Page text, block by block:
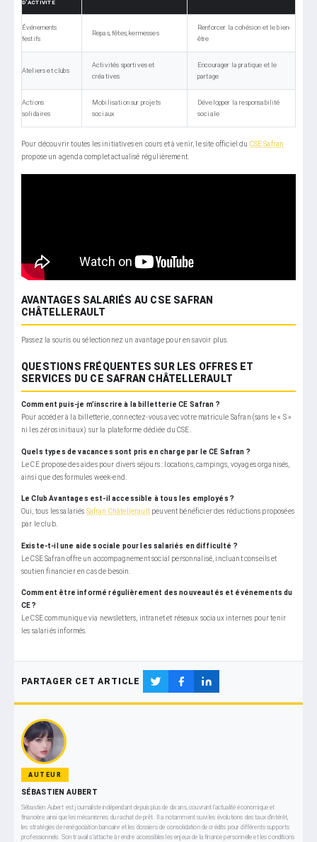
D’ACTIVITÉ
Événements
festifs
Repas, fêtes, kermesses
Renforcer la cohésion et le bien-
être
Ateliers et clubs
Activités sportives et
créatives
Encourager la pratique et le
partage
Actions
solidaires
Mobilisation sur projets
sociaux
Développer la responsabilité
sociale
Pour découvrir toutes les initiatives en cours et à venir, le site officiel du CSE Safran
propose un agenda complet actualisé régulièrement.
AVANTAGES SALARIÉS AU CSE SAFRAN
CHÂTELLERAULT
Passez la souris ou sélectionnez un avantage pour en savoir plus.
QUESTIONS FRÉQUENTES SUR LES OFFRES ET
SERVICES DU CE SAFRAN CHÂTELLERAULT
Comment puis-je m’inscrire à la billetterie CE Safran ?
Pour accéder à la billetterie, connectez-vous avec votre matricule Safran (sans le « S »
ni les zéros initiaux) sur la plateforme dédiée du CSE.
Quels types de vacances sont pris en charge par le CE Safran ?
Le CE propose des aides pour divers séjours : locations, campings, voyages organisés,
ainsi que des formules week-end.
Le Club Avantages est-il accessible à tous les employés ?
Oui, tous les salariés Safran Châtelleraultpeuvent bénéficier des réductions proposées
par le club.
Existe-t-il une aide sociale pour les salariés en difficulté ?
Le CSE Safran offre un accompagnement social personnalisé, incluant conseils et
soutien financier en cas de besoin.
Comment être informé régulièrement des nouveautés et événements du
CE ?
Le CSE communique via newsletters, intranet et réseaux sociaux internes pour tenir
les salariés informés.
PARTAGER CET ARTICLE
AUTEUR
SÉBASTIEN AUBERT
Sébastien Aubert est journaliste indépendant depuis plus de dix ans, couvrant l’actualité économique et
financière ainsi que les mécanismes du rachat de prêt. Il a notamment suivi les évolutions des taux d’intérêt,
les stratégies de renégociation bancaire et les dossiers de consolidation de crédits pour différents supports
professionnels. Son travail s’attache à rendre accessibles les enjeux de la finance personnelle et les conditions